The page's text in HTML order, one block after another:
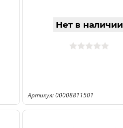
Нет в наличии
Артикул: 00008811501